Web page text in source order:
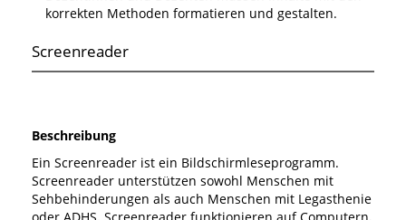
korrekten Methoden formatieren und gestalten.
Screenreader
Beschreibung
Ein Screenreader ist ein Bildschirmleseprogramm.
Screenreader unterstützen sowohl Menschen mit
Sehbehinderungen als auch Menschen mit Legasthenie